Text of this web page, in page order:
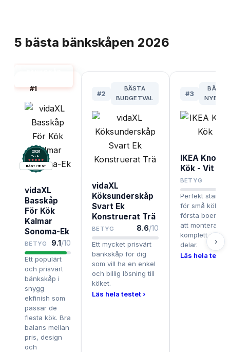
5 bästa bänkskåpen 2026
#1
2026
Testix.
BÄST I TEST
vidaXL
Basskåp
För Kök
Kalmar
Sonoma-Ek
BETYG 9.1/10
Ett populärt
och prisvärt
bänkskåp i
snygg
ekfinish som
passar de
flesta kök. Bra
balans mellan
pris, design
och
#2
BÄSTA
BUDGETVAL
vidaXL
Köksunderskåp
Svart Ek
Konstruerat Trä
BETYG 8.6/10
Ett mycket prisvärt
bänkskåp för dig
som vill ha en enkel
och billig lösning till
köket.
Läs hela testet ›
#3
BÄST
IKEA
Kök - Vit
BETYG
Perfekt
för små kök
första
att montera
komplett med
delar.
Läs hela testet
›